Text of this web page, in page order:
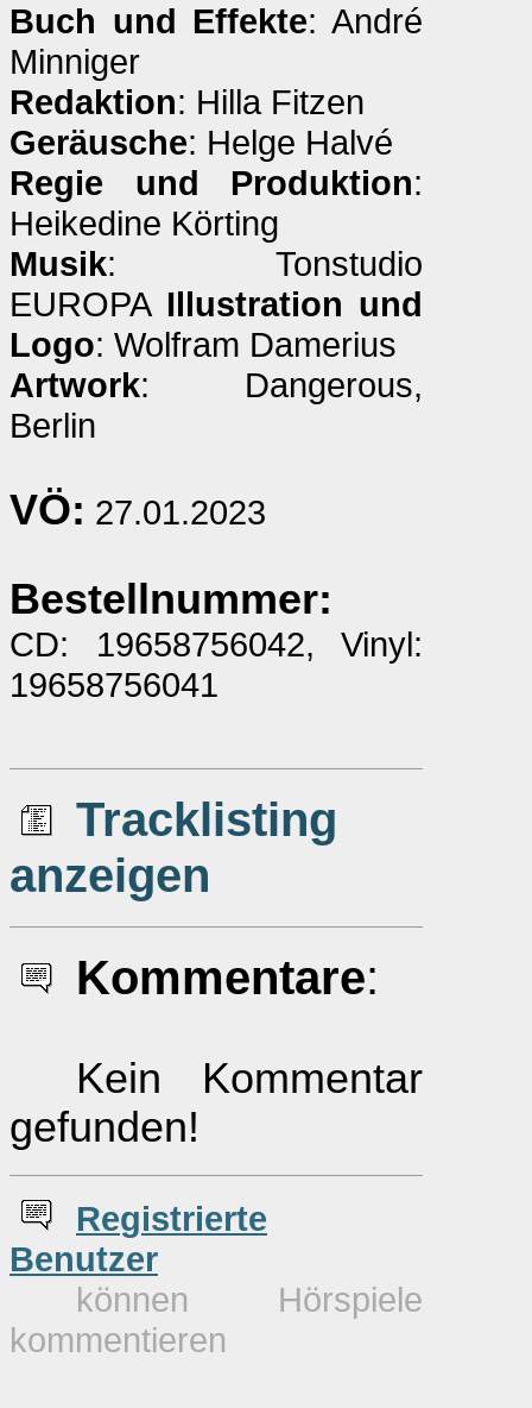
Buch und Effekte: André
Minniger
Redaktion: Hilla Fitzen
Geräusche: Helge Halvé
Regie und Produktion:
Heikedine Körting
Musik: Tonstudio
EUROPA Illustration und
Logo: Wolfram Damerius
Artwork: Dangerous,
Berlin
VÖ: 27.01.2023
Bestellnummer:
CD: 19658756042, Vinyl:
19658756041
Tracklisting
anzeigen
Kommentare:
Kein Kommentar
gefunden!
Registrierte
Benutzer
können Hörspiele
kommentieren